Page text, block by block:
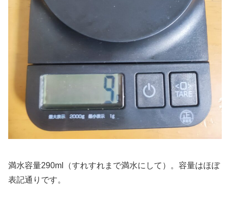
満水容量290ml（すれすれまで満水にして）。容量はほぼ
表記通りです。